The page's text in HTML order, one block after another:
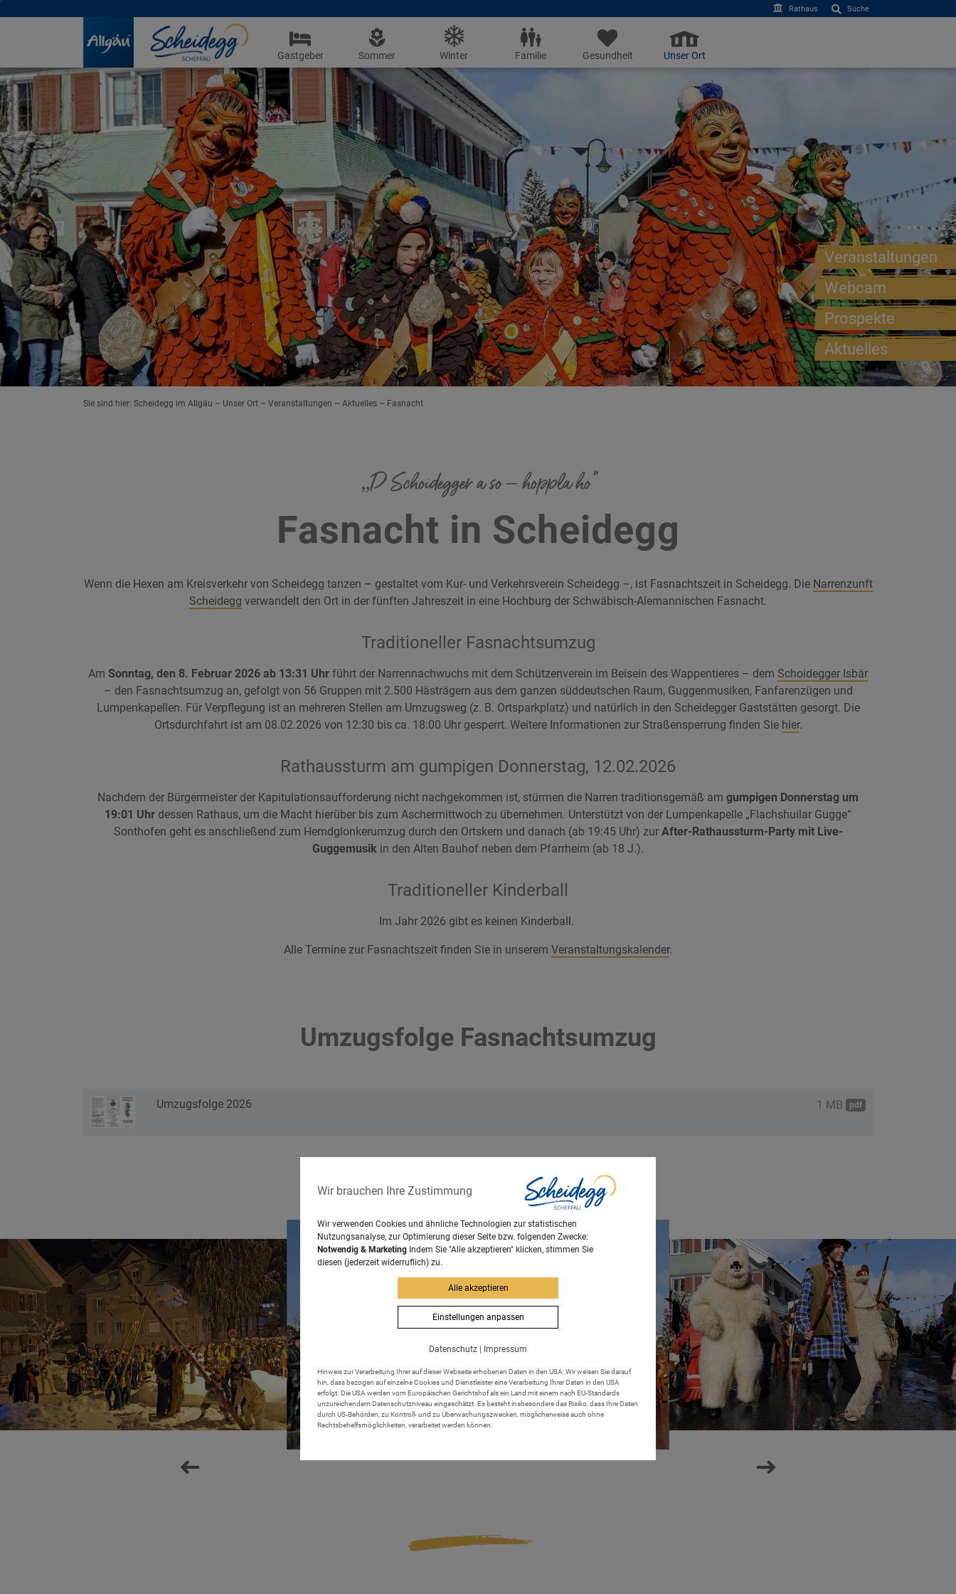
Rathaus Suche
Gastgeber Sommer Winter Familie Gesundheit Unser Ort
Veranstaltungen
Webcam
Prospekte
Aktuelles
Sie sind hier: Scheidegg im Allgäu Unser Ort Veranstaltungen Aktuelles Fasnacht
„D‘ Schoidegger a so – hoppla ho“
Fasnacht in Scheidegg
Wenn die Hexen am Kreisverkehr von Scheidegg tanzen – gestaltet vom Kur- und Verkehrsverein Scheidegg –, ist Fasnachtszeit in Scheidegg. Die Narrenzunft
Scheidegg verwandelt den Ort in der fünften Jahreszeit in eine Hochburg der Schwäbisch-Alemannischen Fasnacht.
Traditioneller Fasnachtsumzug
Am Sonntag, den 8. Februar 2026 ab 13:31 Uhr führt der Narrennachwuchs mit dem Schützenverein im Beisein des Wappentieres – dem Schoidegger Isbär
– den Fasnachtsumzug an, gefolgt von 56 Gruppen mit 2.500 Hästrägern aus dem ganzen süddeutschen Raum, Guggenmusiken, Fanfarenzügen und
Lumpenkapellen. Für Verpflegung ist an mehreren Stellen am Umzugsweg (z. B. Ortsparkplatz) und natürlich in den Scheidegger Gaststätten gesorgt. Die
Ortsdurchfahrt ist am 08.02.2026 von 12:30 bis ca. 18:00 Uhr gesperrt. Weitere Informationen zur Straßensperrung finden Sie hier.
Rathaussturm am gumpigen Donnerstag, 12.02.2026
Nachdem der Bürgermeister der Kapitulationsaufforderung nicht nachgekommen ist, stürmen die Narren traditionsgemäß am gumpigen Donnerstag um
19:01 Uhr dessen Rathaus, um die Macht hierüber bis zum Aschermittwoch zu übernehmen. Unterstützt von der Lumpenkapelle „Flachshuilar Gugge“
Sonthofen geht es anschließend zum Hemdglonkerumzug durch den Ortskern und danach (ab 19:45 Uhr) zur After-Rathaussturm-Party mit Live-
Guggemusik in den Alten Bauhof neben dem Pfarrheim (ab 18 J.).
Traditioneller Kinderball
Im Jahr 2026 gibt es keinen Kinderball.
Alle Termine zur Fasnachtszeit finden Sie in unserem Veranstaltungskalender.
Umzugsfolge Fasnachtsumzug
Umzugsfolge 2026 1 MB pdf
next
prev next
prev
Wir brauchen Ihre Zustimmung
Wir verwenden Cookies und ähnliche Technologien zur statistischen
Nutzungsanalyse, zur Optimierung dieser Seite bzw. folgenden Zwecke:
Notwendig & Marketing Indem Sie "Alle akzeptieren" klicken, stimmen Sie
diesen (jederzeit widerruflich) zu.
Alle akzeptieren
Einstellungen anpassen
Datenschutz Impressum
Hinweis zur Verarbeitung Ihrer auf dieser Webseite erhobenen Daten in den USA: Wir weisen Sie darauf
hin, dass bezogen auf einzelne Cookies und Dienstleister eine Verarbeitung Ihrer Daten in den USA
erfolgt. Die USA werden vom Europäischen Gerichtshof als ein Land mit einem nach EU-Standards
unzureichendem Datenschutzniveau eingeschätzt. Es besteht insbesondere das Risiko, dass Ihre Daten
durch US-Behörden, zu Kontroll- und zu Überwachungszwecken, möglicherweise auch ohne
Rechtsbehelfsmöglichkeiten, verarbeitet werden können.